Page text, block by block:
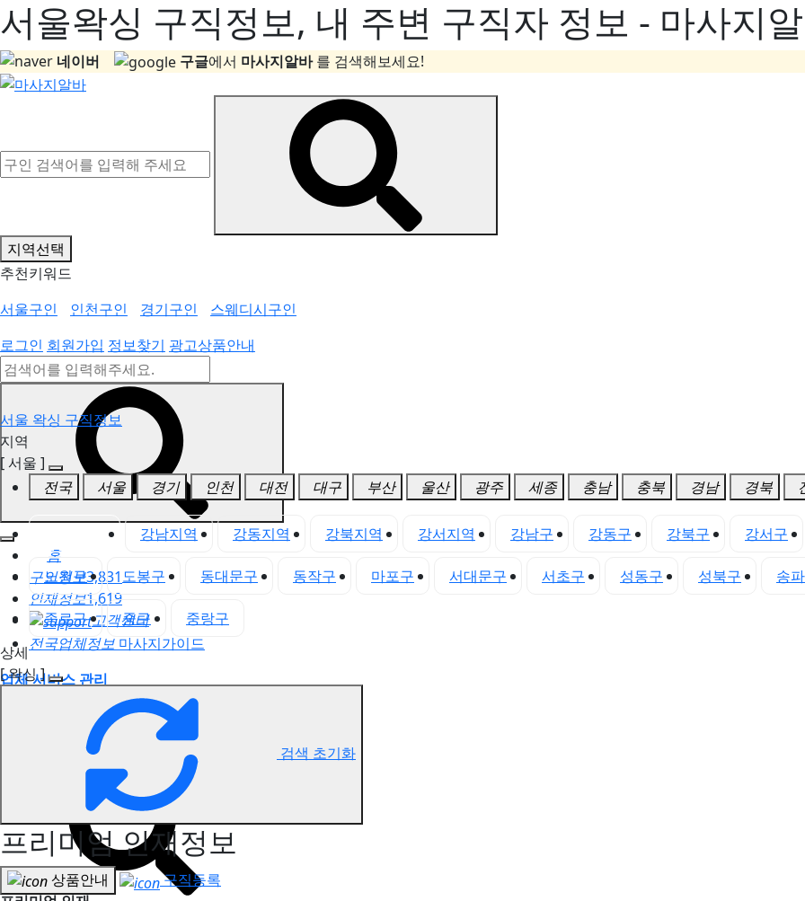
서울왁싱 구직정보, 내 주변 구직자 정보 - 마사지
네이버 구글에서 마사지알바를 검색해보세요!
지역선택
추천키워드
서울구인
인천구인 경기구인
스웨디시구인
로그인 회원가입 정보찾기 광고상품안내
홈
구인정보3,831
인재정보1,619
고객센터
전국업체정보 마사지가이드
업체 서비스 관리
서울 왁싱 구직정보
서울 왁싱 구직정보
지역
[ 서울 ]
전국
서울 경기 인천 대전 대구 부산 울산 광주 세종 충남 충북 경남 경북
강남지역 강동지역 강북지역 강서지역 강남구 강동구 강북구 강서구
노원구 도봉구 동대문구 동작구 마포구 서대문구 서초구 성동구 성북구 송
종로구 중구
중랑구
상세
[ 왁싱 ]
검색 초기화
프리미엄 인재정보
상품안내
구직등록